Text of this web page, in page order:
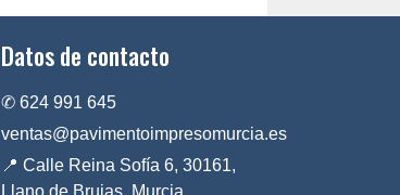
Datos de contacto
✆ 624 991 645
ventas@pavimentoimpresomurcia.es
📍 Calle Reina Sofía 6, 30161,
Llano de Brujas, Murcia